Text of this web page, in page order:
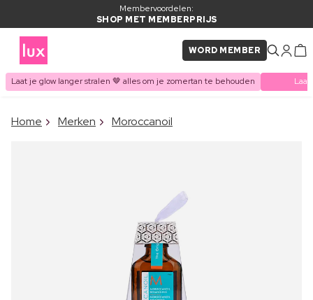
Membervoordelen:
SHOP MET MEMBERPRIJS
WORD MEMBER
Laat je glow langer stralen 🤎 alles om je zomertan te behouden
ITEM TOEGEVOEGD AAN
Home Merken Moroccanoil